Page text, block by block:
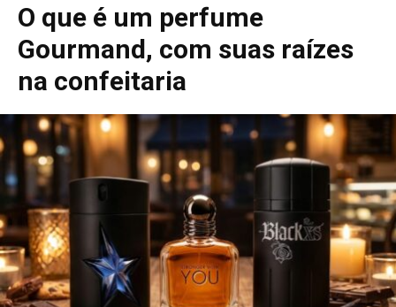
O que é um perfume
Gourmand, com suas raízes
na confeitaria